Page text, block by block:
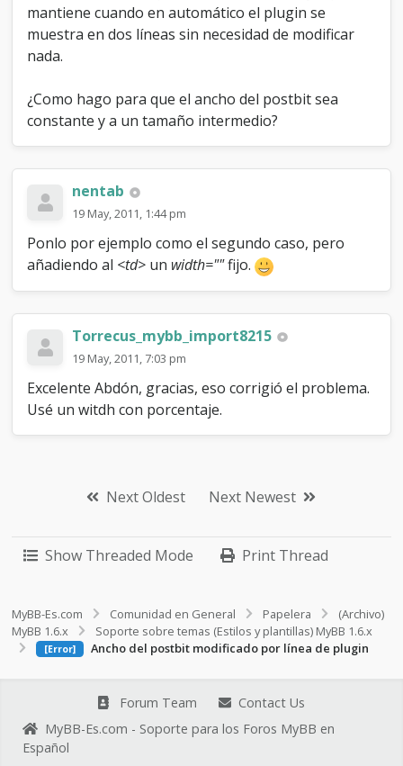
mantiene cuando en automático el plugin se
muestra en dos líneas sin necesidad de modificar
nada.
¿Como hago para que el ancho del postbit sea
constante y a un tamaño intermedio?
nentab
19 May, 2011, 1:44 pm
Ponlo por ejemplo como el segundo caso, pero
añadiendo al <td> un width=""fijo.
Torrecus_mybb_import8215
19 May, 2011, 7:03 pm
Excelente Abdón, gracias, eso corrigió el problema.
Usé un witdh con porcentaje.
Next Oldest Next Newest
Show Threaded Mode Print Thread
MyBB-Es.com Comunidad en General Papelera
(Archivo)
MyBB 1.6.x
Soporte sobre temas (Estilos y plantillas) MyBB 1.6.x
[Error] Ancho del postbit modificado por línea de plugin
Forum Team
Contact Us
MyBB-Es.com - Soporte para los Foros MyBB en
Español